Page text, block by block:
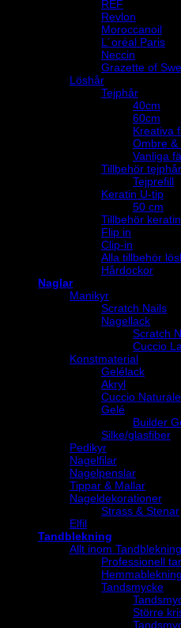
REF
Revlon
Moroccanoil
L´oréal Paris
Neccin
Grazette of
Löshår
Tejphår
40cm
60cm
Kreativa
Ombre &
Vanliga
Tillbehör tejphår
Tejprefill
Keratin U-tip
50 cm
Tillbehör
Flip in
Clip-in
Alla tillbehör
Hårdockor
Naglar
Manikyr
Scratch Nails
Nagellack
Scratch
Cuccio
Konstmaterial
Gelélack
Akryl
Cuccio Naturale
Gelé
Builder
Silke/glasfiber
Pedikyr
Nagelfilar
Nagelpenslar
Tippar & Mallar
Nageldekorationer
Strass & Stenar
Elfil
Tandblekning
Allt inom
Professionell
Hemmablekning
Tandsmycke
Större